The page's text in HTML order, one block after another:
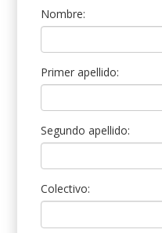
Nombre:
Primer apellido:
Segundo apellido:
Colectivo: